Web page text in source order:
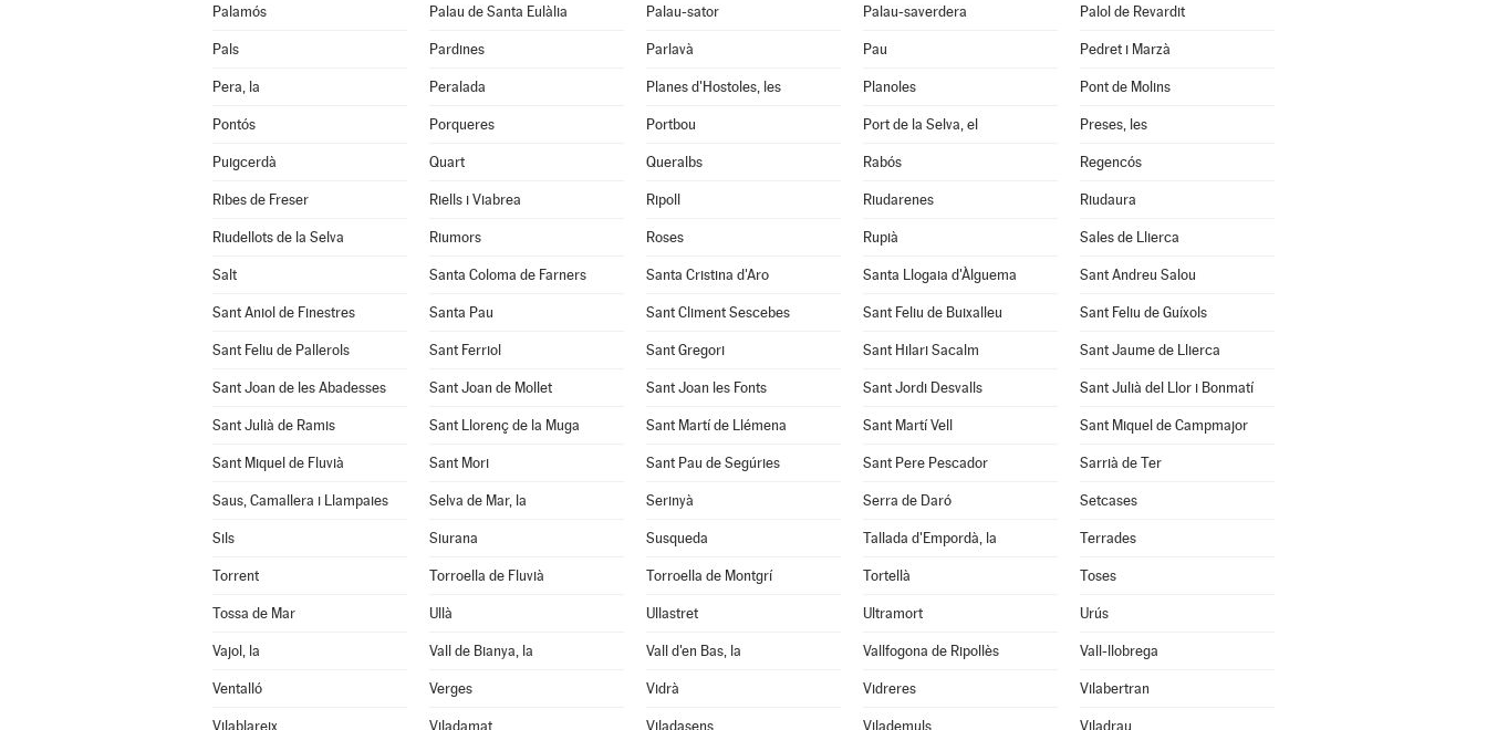
Palamós Palau de Santa Eulàlia Palau-sator Palau-saverdera Palol de Revardit
Pals Pardines Parlavà Pau Pedret i Marzà
Pera, la Peralada Planes d'Hostoles, les Planoles Pont de Molins
Pontós Porqueres Portbou Port de la Selva, el Preses, les
Puigcerdà Quart Queralbs Rabós Regencós
Ribes de Freser Riells i Viabrea Ripoll Riudarenes Riudaura
Riudellots de la Selva Riumors Roses Rupià Sales de Llierca
Salt Santa Coloma de Farners Santa Cristina d'Aro Santa Llogaia d'Àlguema Sant Andreu Salou
Sant Aniol de Finestres Santa Pau Sant Climent Sescebes Sant Feliu de Buixalleu Sant Feliu de Guíxols
Sant Feliu de Pallerols Sant Ferriol Sant Gregori Sant Hilari Sacalm Sant Jaume de Llierca
Sant Joan de les Abadesses Sant Joan de Mollet Sant Joan les Fonts Sant Jordi Desvalls Sant Julià del Llor i Bonmatí
Sant Julià de Ramis Sant Llorenç de la Muga Sant Martí de Llémena Sant Martí Vell Sant Miquel de Campmajor
Sant Miquel de Fluvià Sant Mori Sant Pau de Segúries Sant Pere Pescador Sarrià de Ter
Saus, Camallera i Llampaies Selva de Mar, la Serinyà Serra de Daró Setcases
Sils Siurana Susqueda Tallada d'Empordà, la Terrades
Torrent Torroella de Fluvià Torroella de Montgrí Tortellà Toses
Tossa de Mar Ullà Ullastret Ultramort Urús
Vajol, la Vall de Bianya, la Vall d'en Bas, la Vallfogona de Ripollès Vall-llobrega
Ventalló Verges Vidrà Vidreres Vilabertran
Vilablareix Viladamat Viladasens Vilademuls Viladrau